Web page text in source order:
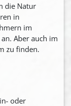
die Natur
in
im
Aber auch im
zu finden.
oder